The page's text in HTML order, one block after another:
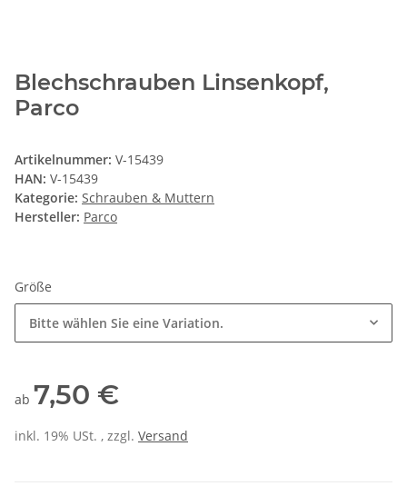
Blechschrauben Linsenkopf,
Parco
Artikelnummer: V-15439
HAN: V-15439
Kategorie: Schrauben & Muttern
Hersteller: Parco
Größe
Bitte wählen Sie eine Variation.
ab 7,50 €
inkl. 19% USt. , zzgl. Versand